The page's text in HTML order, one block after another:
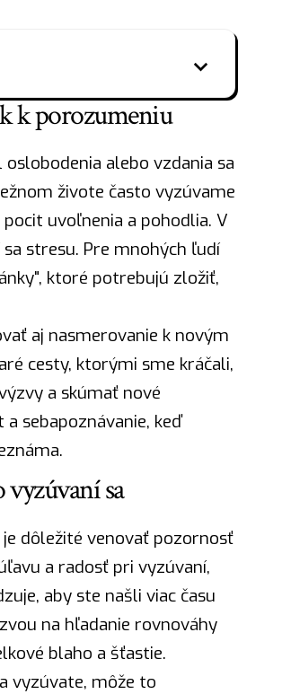
k porozumeniu
alebo vzdania sa
živote často vyzúvame
uvoľnenia a pohodlia. V
stresu. Pre mnohých ľudí
ktoré potrebujú zložiť,
aj nasmerovanie k novým
cesty, ktorými sme kráčali,
a skúmať nové
sebapoznávanie, keď
sa
dôležité venovať pozornosť
a radosťpri vyzúvaní,
aby ste našli viac času
na hľadanie rovnováhy
blaho a šťastie.
vyzúvate, môže to